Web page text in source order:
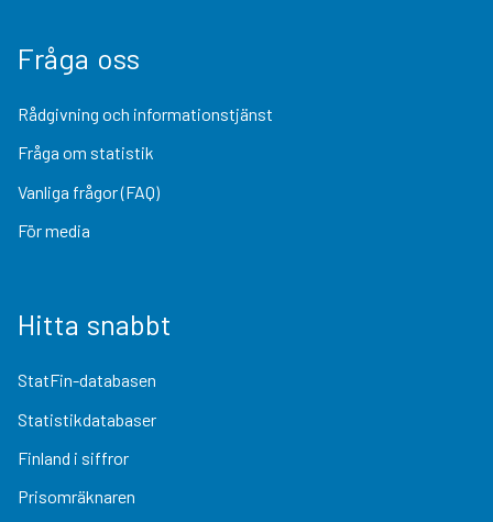
Fråga oss
Rådgivning och informationstjänst
Fråga om statistik
Vanliga frågor (FAQ)
För media
Hitta snabbt
StatFin-databasen
Statistikdatabaser
Finland i siffror
Prisomräknaren